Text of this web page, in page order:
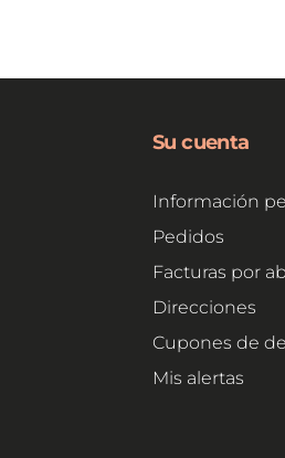
Su cuenta
Información
Pedidos
Facturas por
Direcciones
Cupones de
Mis alertas